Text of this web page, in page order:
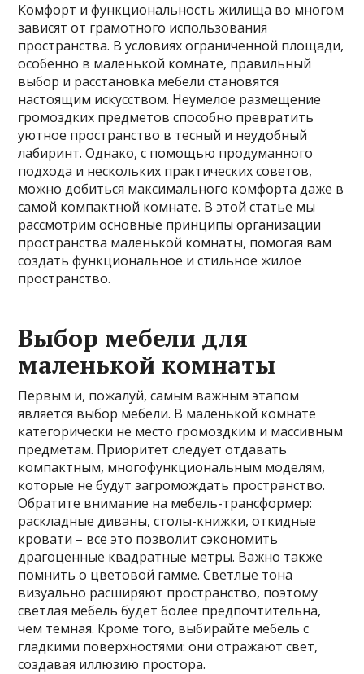
Комфорт и функциональность жилища во многом
зависят от грамотного использования
пространства. В условиях ограниченной площади,
особенно в маленькой комнате, правильный
выбор и расстановка мебели становятся
настоящим искусством. Неумелое размещение
громоздких предметов способно превратить
уютное пространство в тесный и неудобный
лабиринт. Однако, с помощью продуманного
подхода и нескольких практических советов,
можно добиться максимального комфорта даже в
самой компактной комнате. В этой статье мы
рассмотрим основные принципы организации
пространства маленькой комнаты, помогая вам
создать функциональное и стильное жилое
пространство.
Выбор мебели для
маленькой комнаты
Первым и, пожалуй, самым важным этапом
является выбор мебели. В маленькой комнате
категорически не место громоздким и массивным
предметам. Приоритет следует отдавать
компактным, многофункциональным моделям,
которые не будут загромождать пространство.
Обратите внимание на мебель-трансформер:
раскладные диваны, столы-книжки, откидные
кровати – все это позволит сэкономить
драгоценные квадратные метры. Важно также
помнить о цветовой гамме. Светлые тона
визуально расширяют пространство, поэтому
светлая мебель будет более предпочтительна,
чем темная. Кроме того, выбирайте мебель с
гладкими поверхностями: они отражают свет,
создавая иллюзию простора.